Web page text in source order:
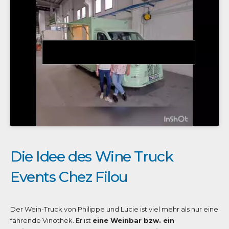
Die Idee des Wine Truck
Events Chez Filou
Der Wein-Truck von Philippe und Lucie ist viel mehr als nur eine
fahrende Vinothek. Er ist eine Weinbar bzw. ein